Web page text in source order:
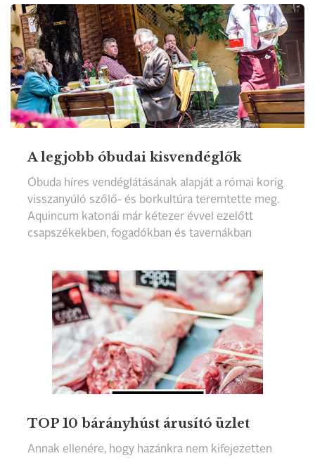
konyhát kóstolhatunk, a város környékén páratlan
gyümölcsök teremnek. Összeállításunkban a
szolnoki gasztronómia legjavát ajánljuk olvasóink
figyelmébe.
A legjobb óbudai kisvendéglők
Óbuda híres vendéglátásának alapját a római korig
visszanyúló szőlő- és borkultúra teremtette meg.
Aquincum katonái már kétezer évvel ezelőtt
csapszékekben, fogadókban és tavernákban
TOP 10 bárányhúst árusító üzlet
Annak ellenére, hogy hazánkra nem kifejezetten